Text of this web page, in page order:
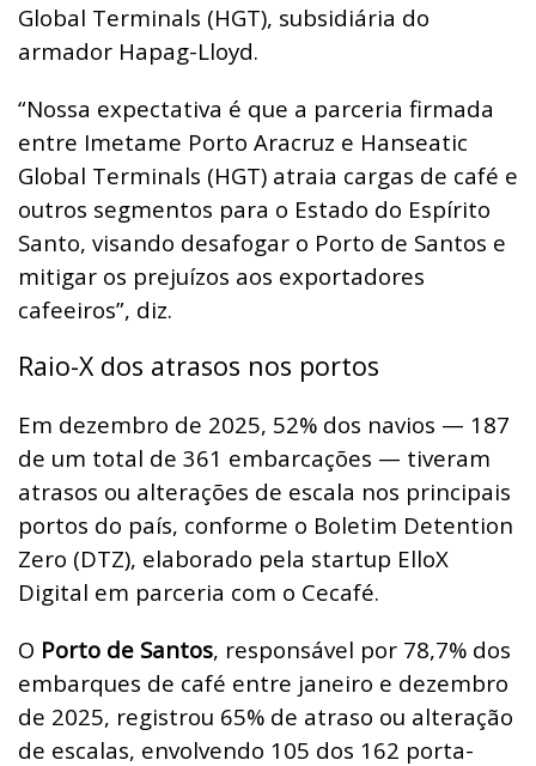
Global Terminals (HGT), subsidiária do
armador Hapag-Lloyd.
“Nossa expectativa é que a parceria firmada
entre Imetame Porto Aracruz e Hanseatic
Global Terminals (HGT) atraia cargas de café e
outros segmentos para o Estado do Espírito
Santo, visando desafogar o Porto de Santos e
mitigar os prejuízos aos exportadores
cafeeiros”, diz.
Raio-X dos atrasos nos portos
Em dezembro de 2025, 52% dos navios — 187
de um total de 361 embarcações — tiveram
atrasos ou alterações de escala nos principais
portos do país, conforme o Boletim Detention
Zero (DTZ), elaborado pela startup ElloX
Digital em parceria com o Cecafé.
O Porto de Santos, responsável por 78,7% dos
embarques de café entre janeiro e dezembro
de 2025, registrou 65% de atraso ou alteração
de escalas, envolvendo 105 dos 162 porta-